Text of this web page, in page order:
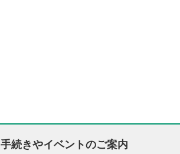
手続きやイベントのご案内